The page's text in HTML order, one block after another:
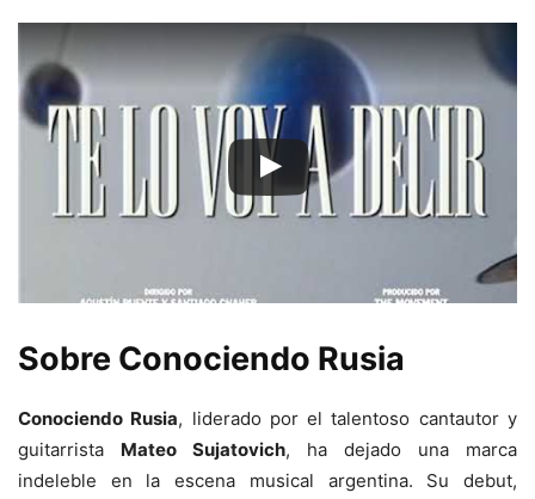
Sobre Conociendo Rusia
Conociendo Rusia, liderado por el talentoso cantautor y
guitarrista Mateo Sujatovich, ha dejado una marca
indeleble en la escena musical argentina. Su debut,